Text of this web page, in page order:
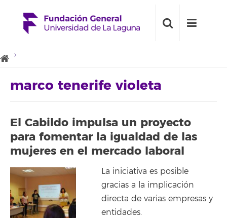
marco tenerife violeta
El Cabildo impulsa un proyecto
para fomentar la igualdad de las
mujeres en el mercado laboral
La iniciativa es posible
gracias a la implicación
directa de varias empresas y
entidades.